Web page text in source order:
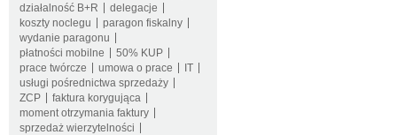
działalność B+R
delegacje
koszty noclegu
paragon fiskalny
wydanie paragonu
płatności mobilne
50% KUP
prace twórcze
umowa o prace
IT
usługi pośrednictwa sprzedaży
ZCP
faktura korygująca
moment otrzymania faktury
sprzedaż wierzytelności